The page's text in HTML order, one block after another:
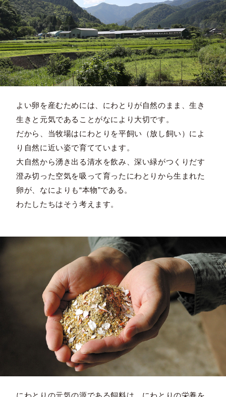
よい卵を産むためには、にわとりが自然のまま、生き
生きと元気であることがなにより大切です。
だから、当牧場はにわとりを平飼い（放し飼い）によ
り自然に近い姿で育てています。
大自然から湧き出る清水を飲み、深い緑がつくりだす
澄み切った空気を吸って育ったにわとりから生まれた
卵が、なによりも“本物”である。
わたしたちはそう考えます。